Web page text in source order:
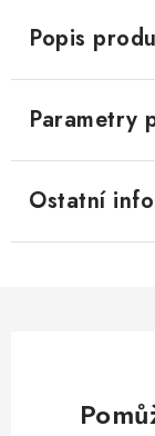
Popis
Parametry
Ostatní